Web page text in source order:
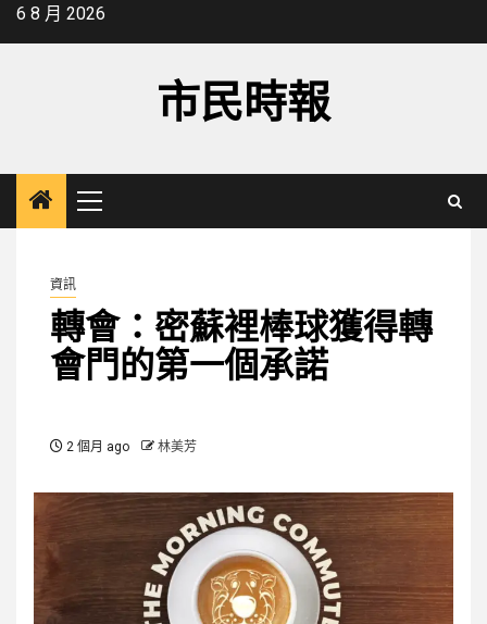
Skip6 8 月 2026
市民時報
Primary
Menu
資訊
轉會：密蘇裡棒球獲得轉
會門的第一個承諾
2 個月 ago 林美芳